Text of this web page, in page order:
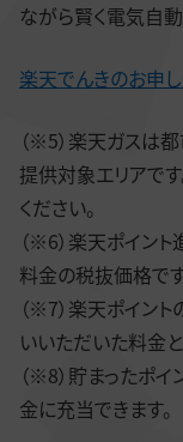
ながら賢く電気自動
楽天でんきのお申
（※5）楽天ガスは
提供対象エリアです
ください。
（※6）楽天ポイン
料金の税抜価格です
（※7）楽天ポイン
いいただいた料金と
（※8）貯まったポ
金に充当できます。